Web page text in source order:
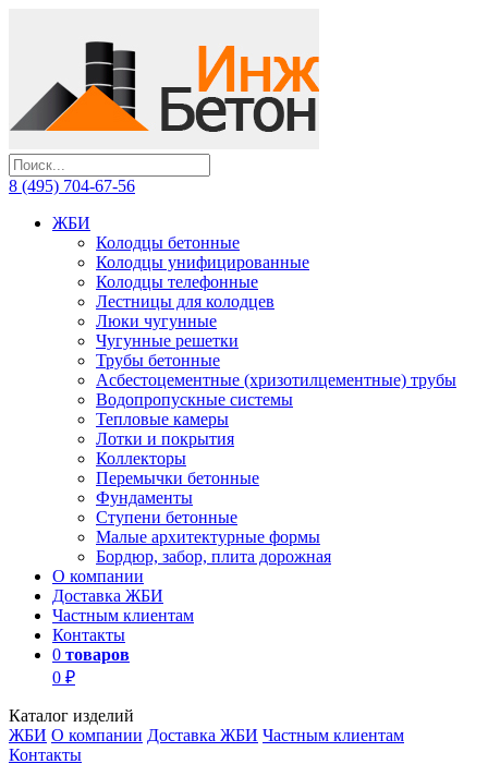
8 (495) 704-67-56
ЖБИ
Колодцы бетонные
Колодцы унифицированные
Колодцы телефонные
Лестницы для колодцев
Люки чугунные
Чугунные решетки
Трубы бетонные
Асбестоцементные (хризотилцементные) трубы
Водопропускные системы
Тепловые камеры
Лотки и покрытия
Коллекторы
Перемычки бетонные
Фундаменты
Ступени бетонные
Малые архитектурные формы
Бордюр, забор, плита дорожная
О компании
Доставка ЖБИ
Частным клиентам
Контакты
0 товаров
0 ₽
Каталог изделий
ЖБИ О компании Доставка ЖБИ Частным клиентам
Контакты